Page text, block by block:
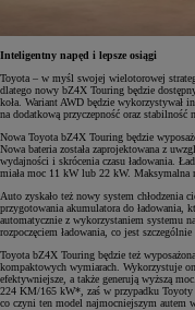
Inteligentny napęd i lepsze osiągi
Toyota – w myśl swojej wielotorowej
dlatego nowy bZ4X Touring będzie
koła. Wariant AWD będzie wykorzystywał
na dodatkową przyczepność oraz stabilność
Nowa Toyota bZ4X Touring będzie
Nowa bateria została zaprojektowana z
wydajności i skrócenia czasu ładowania.
miała moc 11 kW lub 22 kW. Maksymalna
Auto zyskało też nowy system chłodzenia
przygotowania akumulatora do ładowania,
automatycznie z wykorzystaniem systemu
rozpoczęciem ładowania, co jest
Toyota bZ4X Touring będzie też
kompaktowych wymiarach. Wykorzystuje
efektywniejsze, a także generują wyższą
224 KM/165 kW*, zaś w przypadku
co czyni ten model najmocniejszym autem